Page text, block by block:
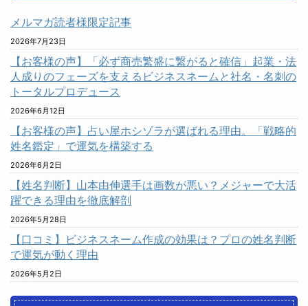
メルマガ読者様限定記事
2026年7月23日
【お客様の声】「必ず商売繁盛に繋がると確信」起業・法
人成りのフェーズを支えるビジネスネームと社名・名刺の
トータルプロデュース
2026年6月12日
【お客様の声】占い屋ホシゾラが選ばれる理由。「戦略的
姓名鑑定」で運気を構築する
2026年6月2日
【姓名判断】山本由伸選手は画数が悪い？メジャーで大活
躍できる理由を徹底解剖
2026年5月28日
【口コミ】ビジネスネーム作成の効果は？プロの姓名判断
で運気が動く理由
2026年5月2日